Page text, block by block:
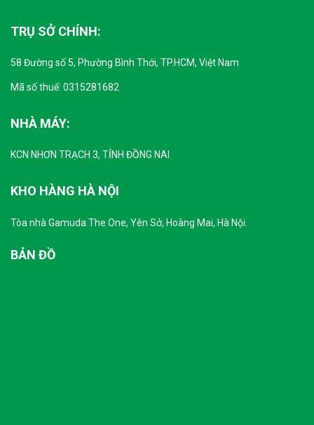
TRỤ SỞ CHÍNH:
58 Đường số 5, Phường Bình Thới, TP.HCM, Việt Nam
Mã số thuế: 0315281682
NHÀ MÁY:
KCN NHƠN TRẠCH 3, TỈNH ĐỒNG NAI
KHO HÀNG HÀ NỘI
Tòa nhà Gamuda The One, Yên Sở, Hoàng Mai, Hà Nội.
BẢN ĐỒ